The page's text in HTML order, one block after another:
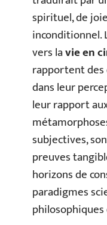
spirituel, de
inconditionnel.
vers lavie en
rapportent
dans leur
leur rapport
subjectives,
preuves
horizons de
paradigmes